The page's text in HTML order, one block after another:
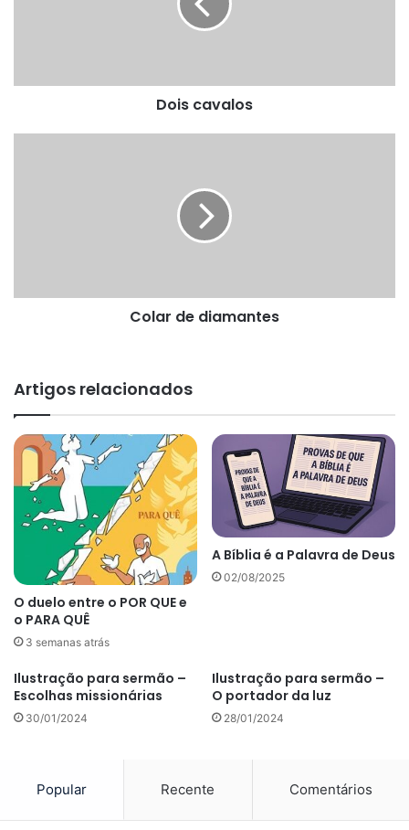
Dois cavalos
Colar de diamantes
Artigos relacionados
O duelo entre o POR QUE e
o PARA QUÊ
3 semanas atrás
A Bíblia é a Palavra de Deus
02/08/2025
Ilustração para sermão –
Escolhas missionárias
30/01/2024
Ilustração para sermão –
O portador da luz
28/01/2024
Popular Recente Comentários